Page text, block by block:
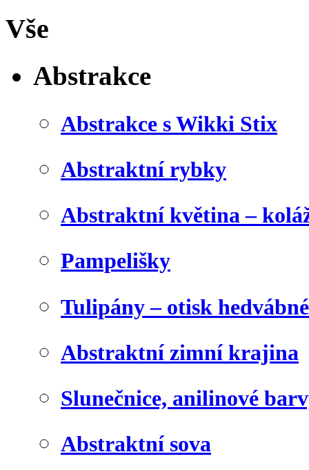
Vše
Abstrakce
Abstrakce s Wikki Stix
Abstraktní rybky
Abstraktní květina –
Pampelišky
Tulipány – otisk
Abstraktní zimní krajina
Slunečnice, anilinové
Abstraktní sova